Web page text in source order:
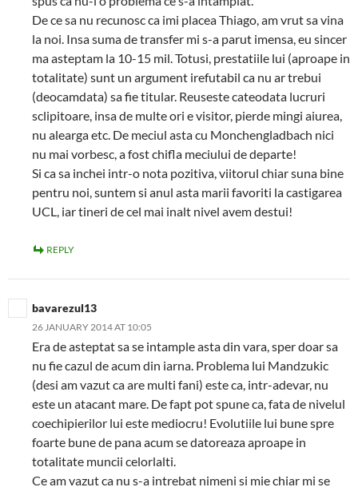
De ce sa nu recunosc ca imi placea Thiago, am vrut sa vina
la noi. Insa suma de transfer mi s-a parut imensa, eu sincer
ma asteptam la 10-15 mil. Totusi, prestatiile lui (aproape in
totalitate) sunt un argument irefutabil ca nu ar trebui
(deocamdata) sa fie titular. Reuseste cateodata lucruri
sclipitoare, insa de multe ori e visitor, pierde mingi aiurea,
nu alearga etc. De meciul asta cu Monchengladbach nici
nu mai vorbesc, a fost chifla meciului de departe!
Si ca sa inchei intr-o nota pozitiva, viitorul chiar suna bine
pentru noi, suntem si anul asta marii favoriti la castigarea
UCL, iar tineri de cel mai inalt nivel avem destui!
REPLY
bavarezul13
26 JANUARY 2014 AT 10:05
Era de asteptat sa se intample asta din vara, sper doar sa
nu fie cazul de acum din iarna. Problema lui Mandzukic
(desi am vazut ca are multi fani) este ca, intr-adevar, nu
este un atacant mare. De fapt pot spune ca, fata de nivelul
coechipierilor lui este mediocru! Evolutiile lui bune spre
foarte bune de pana acum se datoreaza aproape in
totalitate muncii celorlalti.
Ce am vazut ca nu s-a intrebat nimeni si mie chiar mi se